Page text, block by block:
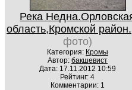
Река
область,Кромской район.
фото)
Категория: Кромы
Автор: бакшевист
Дата: 17.11.2012 10:59
Рейтинг: 4
Комментарии: 1